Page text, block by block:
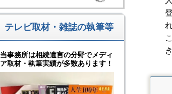
テレビ取材・雑誌の執筆等
当事務所は相続遺言の分野でメディ
ア取材・執筆実績が多数あります！